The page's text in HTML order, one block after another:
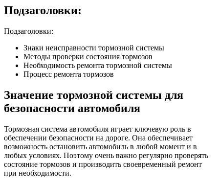
Подзаголовки:
Подзаголовки:
Знаки неисправности тормозной системы
Методы проверки состояния тормозов
Необходимость ремонта тормозной системы
Процесс ремонта тормозов
Значение тормозной системы для
безопасности автомобиля
Тормозная система автомобиля играет ключевую роль в
обеспечении безопасности на дороге. Она обеспечивает
возможность остановить автомобиль в любой момент и в
любых условиях. Поэтому очень важно регулярно проверять
состояние тормозов и производить своевременный ремонт
при необходимости.